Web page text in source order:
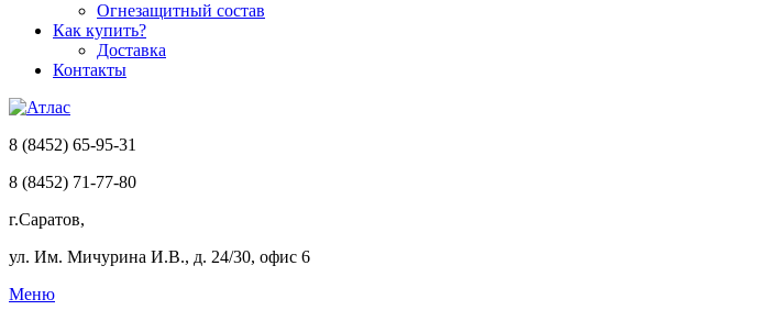
Огнезащитный состав
Как купить?
Доставка
Контакты
8 (8452) 65-95-31
8 (8452) 71-77-80
г.Саратов,
ул. Им. Мичурина И.В., д. 24/30, офис 6
Меню